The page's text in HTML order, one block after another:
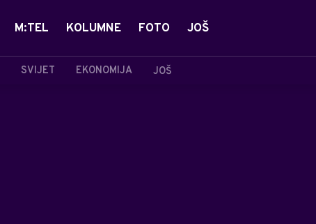
SVIJET EKONOMIJA JOŠ
M:TEL KOLUMNE FOTO JOŠ